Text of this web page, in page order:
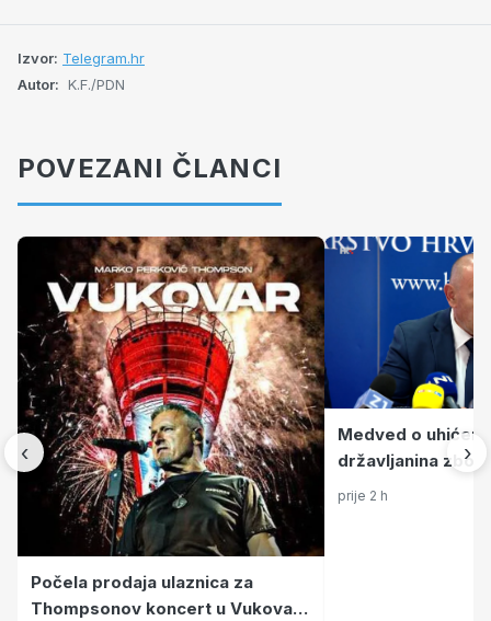
Izvor: Telegram.hr
Autor: K.F./PDN
POVEZANI ČLANCI
‹
Počela prodaja ulaznica za
Thompsonov koncert u Vukovaru
Medved o
državljanina
napada:
prije 2 h
›